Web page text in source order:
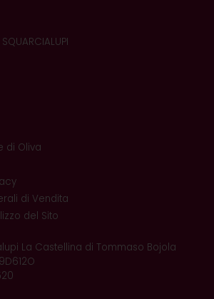
di Oliva
di Vendita
del Sito
La Castellina di Tommaso Bojola